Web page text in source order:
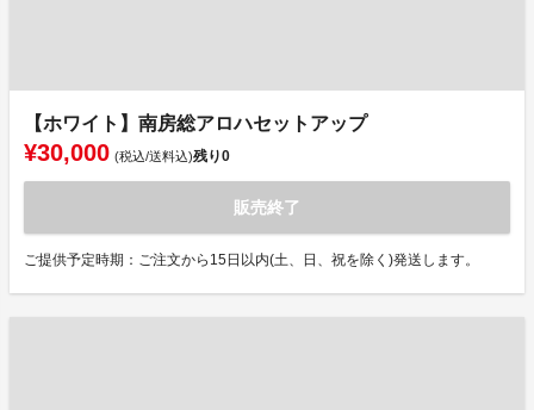
【ホワイト】南房総アロハセットアップ
¥30,000 (税込/送料込)残り0
販売終了
ご提供予定時期：ご注文から15日以内(土、日、祝を除く)発送します。